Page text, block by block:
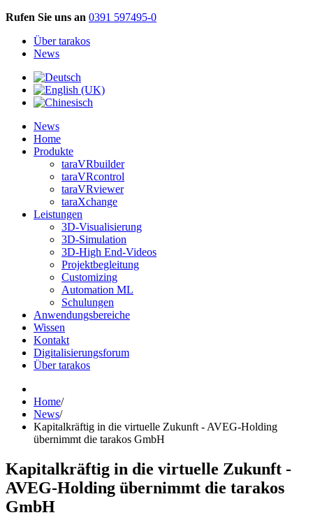
Rufen Sie uns an 0391 597495-0
Über tarakos
News
News
Home
Produkte
taraVRbuilder
taraVRcontrol
taraVRviewer
taraXchange
Leistungen
3D-Visualisierung
3D-Simulation
3D-High End-Videos
Projektbegleitung
Customizing
Automation ML
Schulungen
Anwendungsbereiche
Wissen
Kontakt
Digitalisierungsforum
Über tarakos
Home/
News/
Kapitalkräftig in die virtuelle Zukunft - AVEG-Holding
übernimmt die tarakos GmbH
Kapitalkräftig in die virtuelle Zukunft -
AVEG-Holding übernimmt die tarakos
GmbH